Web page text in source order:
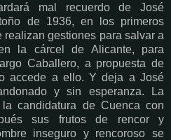
mal recuerdo de José
de 1936, en los primeros
realizan gestiones para salvar a
la cárcel de Alicante, para
Caballero, a propuesta de
accede a ello. Y deja a José
y sin esperanza. La
candidatura de Cuenca con
sus frutos de rencor y
inseguro y rencoroso se